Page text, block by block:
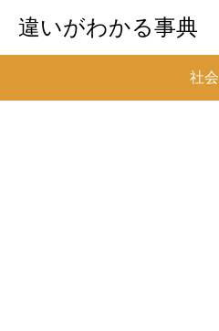
違いがわかる事典
社会